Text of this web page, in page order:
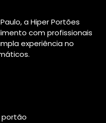
a Hiper Portões
com profissionais
experiência no
portão